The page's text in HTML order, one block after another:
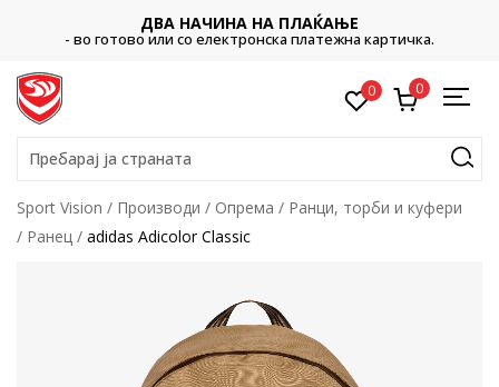
ДВА НАЧИНА НА ПЛАЌАЊЕ
- во готово или со електронска платежна картичка.
0 0
Пребарај ја страната
Sport Vision Производи Опрема
Ранци, торби и куфери
Ранец
adidas Adicolor Classic